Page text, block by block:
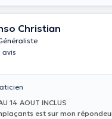
Christian
avis
14 AOUT INCLUS
est sur mon